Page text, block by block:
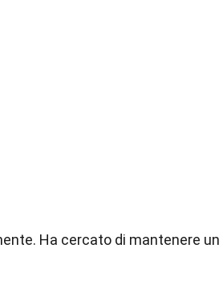
Ha cercato di mantenere un